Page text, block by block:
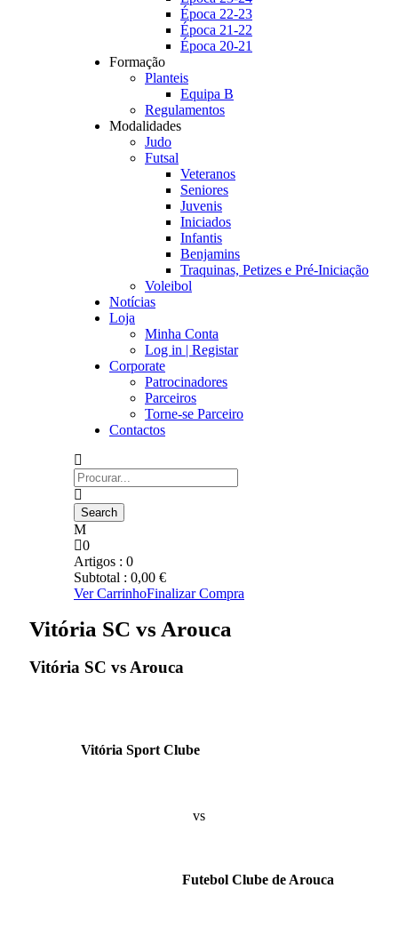
Época 22-23
Época 21-22
Época 20-21
Formação
Planteis
Equipa B
Regulamentos
Modalidades
Judo
Futsal
Veteranos
Seniores
Juvenis
Iniciados
Infantis
Benjamins
Traquinas, Petizes e Pré-Iniciação
Voleibol
Notícias
Loja
Minha Conta
Log in | Registar
Corporate
Patrocinadores
Parceiros
Torne-se Parceiro
Contactos
0
Artigos : 0
Subtotal : 0,00 €
Ver CarrinhoFinalizar Compra
Vitória SC vs Arouca
Vitória SC vs Arouca
Vitória Sport Clube
vs
Futebol Clube de Arouca